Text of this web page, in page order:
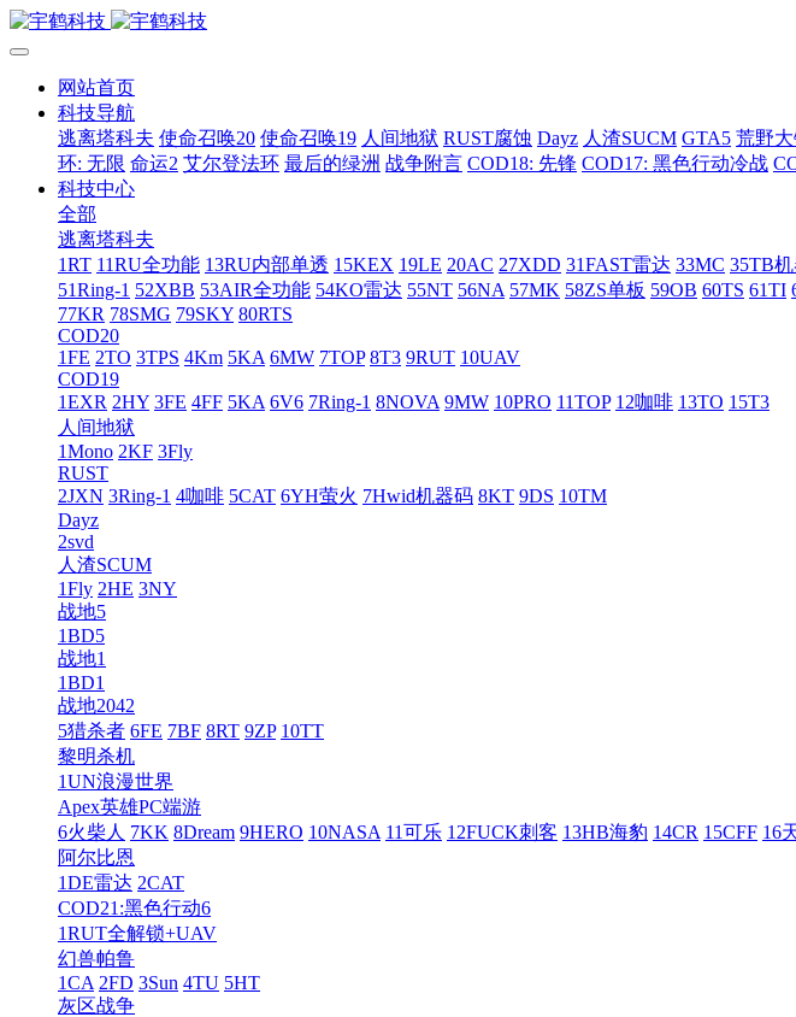
网站首页
科技导航
逃离塔科夫 使命召唤20 使命召唤19 人间地狱 RUST腐蚀 Dayz 人渣SUCM GTA5 荒野
环: 无限 命运2 艾尔登法环 最后的绿洲 战争附言 COD18: 先锋 COD17: 黑色行动冷战
科技中心
全部
逃离塔科夫
1RT 11RU全功能 13RU内部单透 15KEX 19LE 20AC 27XDD 31FAST雷达 33MC 35TB
51Ring-1 52XBB 53AIR全功能 54KO雷达 55NT 56NA 57MK 58ZS单板 59OB 60TS 61TI
77KR 78SMG 79SKY 80RTS
COD20
1FE 2TO 3TPS 4Km 5KA 6MW 7TOP 8T3 9RUT 10UAV
COD19
1EXR 2HY 3FE 4FF 5KA 6V6 7Ring-1 8NOVA 9MW 10PRO 11TOP 12咖啡 13TO 15T3
人间地狱
1Mono 2KF 3Fly
RUST
2JXN 3Ring-1 4咖啡 5CAT 6YH萤火 7Hwid机器码 8KT 9DS 10TM
Dayz
2svd
人渣SCUM
1Fly 2HE 3NY
战地5
1BD5
战地1
1BD1
战地2042
5猎杀者 6FE 7BF 8RT 9ZP 10TT
黎明杀机
1UN浪漫世界
Apex英雄PC端游
6火柴人 7KK 8Dream 9HERO 10NASA 11可乐 12FUCK刺客 13HB海豹 14CR 15CFF 16
阿尔比恩
1DE雷达 2CAT
COD21:黑色行动6
1RUT全解锁+UAV
幻兽帕鲁
1CA 2FD 3Sun 4TU 5HT
灰区战争